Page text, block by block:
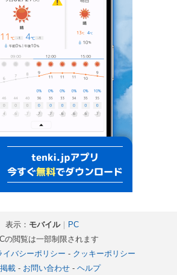
表示： モバイル｜ PC
の閲覧は一部制限されます
イバシーポリシー - クッキーポリシー
載- お問い合わせ- ヘルプ